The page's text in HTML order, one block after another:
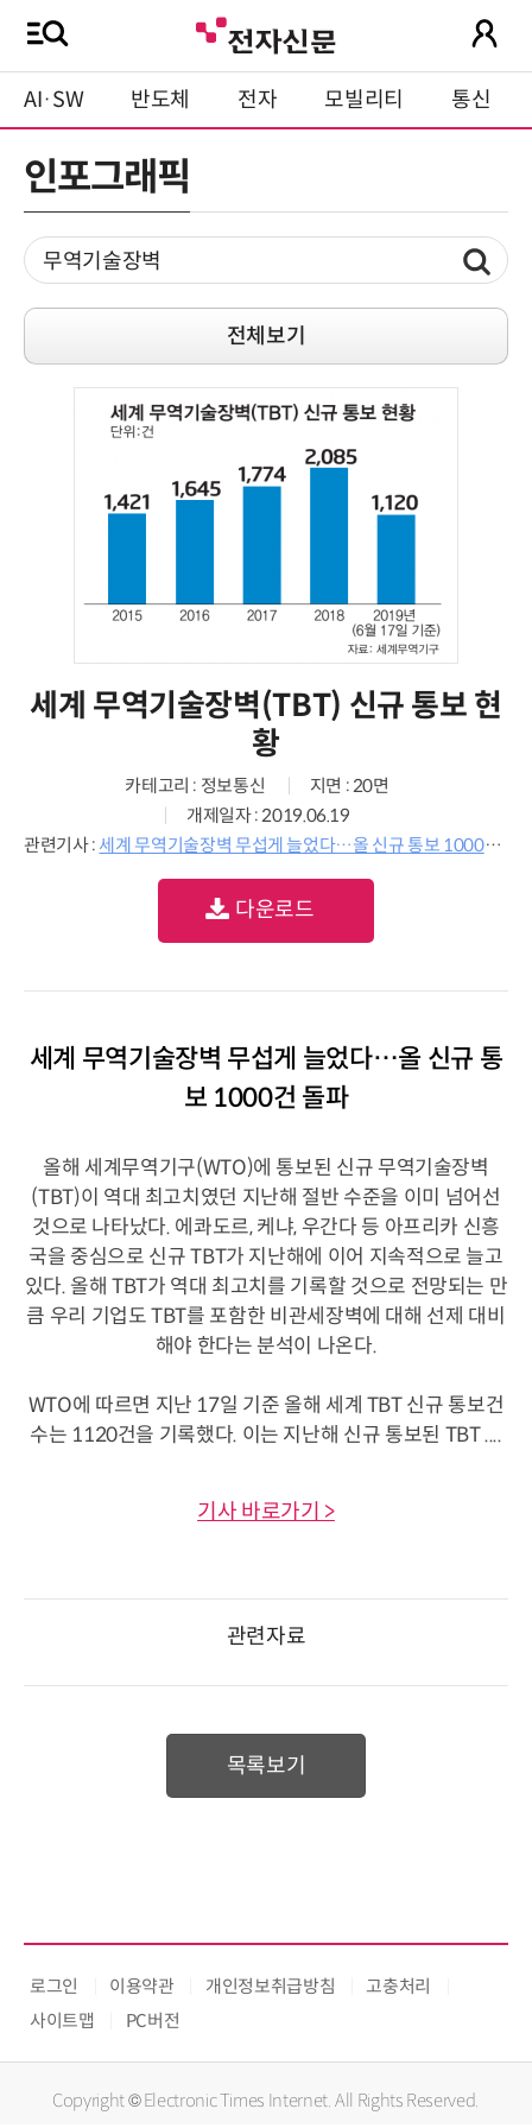
AI·SW 반도체 전자 모빌리티 통신
인포그래픽
전체보기
세계 무역기술장벽(TBT) 신규 통보 현
황
카테고리 : 정보통신
지면 : 20면
개제일자 : 2019.06.19
관련기사 : 세계 무역기술장벽 무섭게 늘었다…올 신규 통보 1000건 돌파
다운로드
세계 무역기술장벽 무섭게 늘었다…올 신규 통
보 1000건 돌파
올해 세계무역기구(WTO)에 통보된 신규 무역기술장벽
(TBT)이 역대 최고치였던 지난해 절반 수준을 이미 넘어선
것으로 나타났다. 에콰도르, 케냐, 우간다 등 아프리카 신흥
국을 중심으로 신규 TBT가 지난해에 이어 지속적으로 늘고
있다. 올해 TBT가 역대 최고치를 기록할 것으로 전망되는 만
큼 우리 기업도 TBT를 포함한 비관세장벽에 대해 선제 대비
해야 한다는 분석이 나온다.
WTO에 따르면 지난 17일 기준 올해 세계 TBT 신규 통보건
수는 1120건을 기록했다. 이는 지난해 신규 통보된 TBT ....
기사 바로가기 >
관련자료
목록보기
로그인 이용약관 개인정보취급방침
고충처리
사이트맵
PC버전
Copyright © Electronic Times Internet. All Rights Reserved.